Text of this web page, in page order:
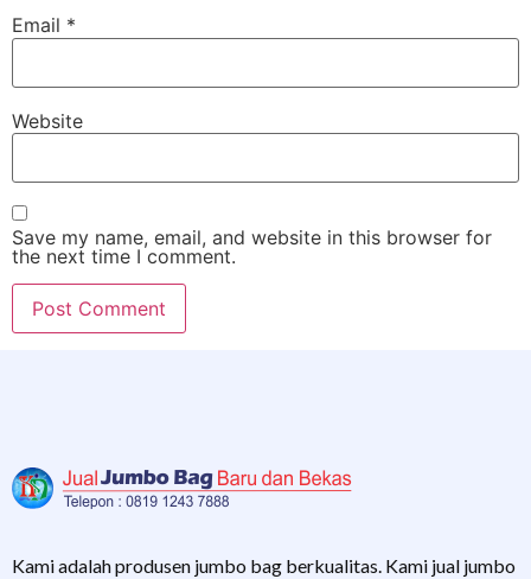
Email *
Website
Save my name, email, and website in this browser for
the next time I comment.
Kami adalah produsen jumbo bag berkualitas. Kami jual jumbo